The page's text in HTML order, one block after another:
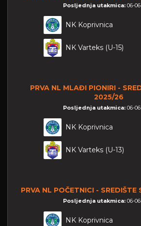
Posljednja utakmica: 06-
NK Koprivnica
NK Varteks (U-15)
PRVA NL MLAĐI PIONIRI -
2025/26
Posljednja utakmica: 06-
NK Koprivnica
NK Varteks (U-13)
PRVA NL POČETNICI - SREDIŠTE
Posljednja utakmica: 06-
NK Koprivnica